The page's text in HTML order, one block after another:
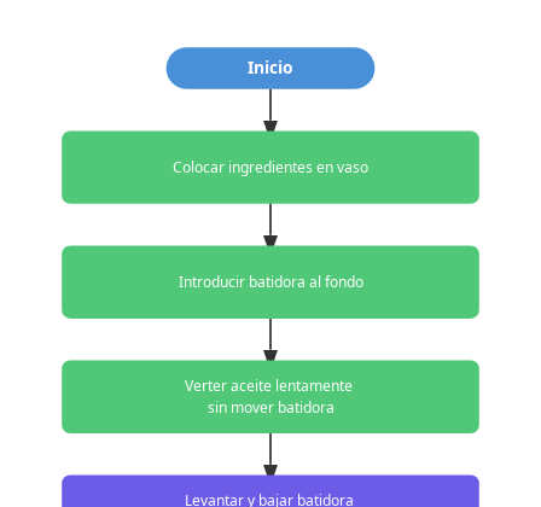
Inicio
Colocar ingredientes en vaso
Introducir batidora al fondo
Verter aceite lentamente
sin mover batidora
Levantar y bajar batidora